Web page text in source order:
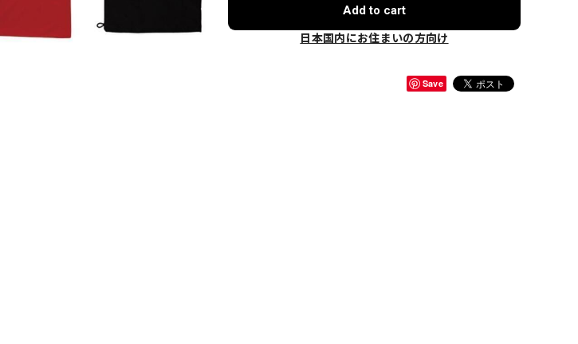
Add to cart
日本国内にお住まいの方向け
Save